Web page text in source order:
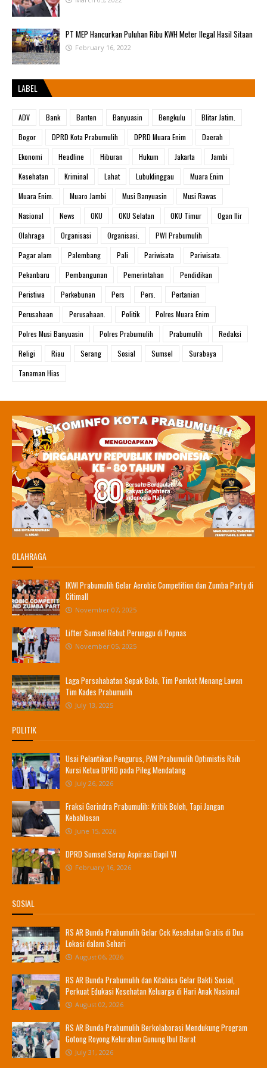
PT MEP Hancurkan Puluhan Ribu KWH Meter Ilegal Hasil Sitaan
February 16, 2022
LABEL
ADV Bank Banten Banyuasin Bengkulu
Blitar Jatim.
Bogor
DPRD Kota Prabumulih DPRD Muara Enim
Daerah
Ekonomi
Headline Hiburan Hukum Jakarta
Jambi
Kesehatan
Kriminal Lahat Lubuklinggau
Muara Enim
Muara Enim.
Muaro Jambi Musi Banyuasin
Musi Rawas
Nasional
News OKU OKU Selatan OKU Timur
Ogan Ilir
Olahraga
Organisasi Organisasi.
PWI Prabumulih
Pagar alam
Palembang Pali Pariwisata
Pariwisata.
Pekanbaru
Pembangunan Pemerintahan
Pendidikan
Peristiwa
Perkebunan Pers Pers.
Pertanian
Perusahaan
Perusahaan. Politik
Polres Muara Enim
Polres Musi Banyuasin
Polres Prabumulih Prabumulih
Redaksi
Religi
Riau Serang Sosial Sumsel
Surabaya
Tanaman Hias
OLAHRAGA
IKWI Prabumulih Gelar Aerobic Competition dan Zumba Party di
Citimall
November 07, 2025
Lifter Sumsel Rebut Perunggu di Popnas
November 05, 2025
Laga Persahabatan Sepak Bola, Tim Pemkot Menang Lawan
Tim Kades Prabumulih
July 13, 2025
POLITIK
Usai Pelantikan Pengurus, PAN Prabumulih Optimistis Raih
Kursi Ketua DPRD pada Pileg Mendatang
July 26, 2026
Fraksi Gerindra Prabumulih: Kritik Boleh, Tapi Jangan
Kebablasan
June 15, 2026
DPRD Sumsel Serap Aspirasi Dapil VI
February 16, 2026
SOSIAL
RS AR Bunda Prabumulih Gelar Cek Kesehatan Gratis di Dua
Lokasi dalam Sehari
August 06, 2026
RS AR Bunda Prabumulih dan Kitabisa Gelar Bakti Sosial,
Perkuat Edukasi Kesehatan Keluarga di Hari Anak Nasional
August 02, 2026
RS AR Bunda Prabumulih Berkolaborasi Mendukung Program
Gotong Royong Kelurahan Gunung Ibul Barat
July 31, 2026